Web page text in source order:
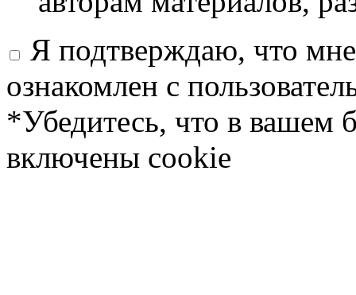
Я подтверждаю, что
ознакомлен с
*Убедитесь, что в вашем
включены cookie